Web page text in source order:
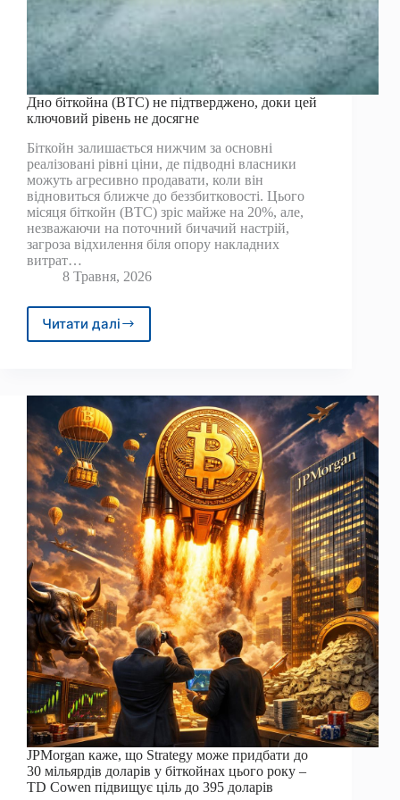
Дно біткойна (BTC) не підтверджено, доки цей
ключовий рівень не досягне
Біткойн залишається нижчим за основні
реалізовані рівні ціни, де підводні власники
можуть агресивно продавати, коли він
відновиться ближче до беззбитковості. Цього
місяця біткойн (BTC) зріс майже на 20%, але,
незважаючи на поточний бичачий настрій,
загроза відхилення біля опору накладних
витрат…
8 Травня, 2026
Читати далі
Дно
біткойна
підтверджено,
доки
цей
ключовий
рівень
не
досягне
JPMorgan каже, що Strategy може придбати до
30 мільярдів доларів у біткойнах цього року –
TD Cowen підвищує ціль до 395 доларів